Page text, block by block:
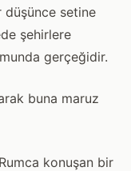
düşünce setine
şehirlere
gerçeğidir.
buna maruz
konuşan bir